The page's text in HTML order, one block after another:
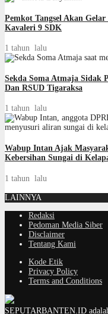
Pemkot Tangsel Akan
Kavaleri 9 SDK
1 tahun lalu
Sekda Soma Atmaja Sidak
Dan RSUD Tigaraksa
1 tahun lalu
Wabup Intan Ajak
Kebersihan Sungai di
1 tahun lalu
LAINNYA
Redaksi
Pedoman Media Siber
Disclaimer
Tentang Kami
Kode Etik
Privacy Policy
Terms and Conditions
SEPUTARBANTEN.ID